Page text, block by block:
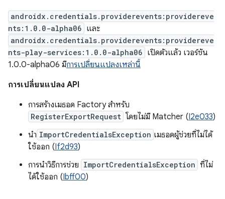
androidx.credentials.providerevents:providereve
nts:1.0.0-alpha06 และ
androidx.credentials.providerevents:providereve
nts-play-services:1.0.0-alpha06 เปิดตัวแล้ว เวอร์ชัน
1.0.0-alpha06 มีการเปลี่ยนแปลงเหล่านี้
การเปลี่ยนแปลง API
การสร้างเมธอด Factory สำหรับ
RegisterExportRequest โดยไม่มี Matcher (I2e033)
นำ ImportCredentialsException เมธอดผู้ช่วยที่ไม่ได้
ใช้ออก (If2d93)
การนำวิธีการช่วย ImportCredentialsException ที่ไม่
ได้ใช้ออก (Ibff00)